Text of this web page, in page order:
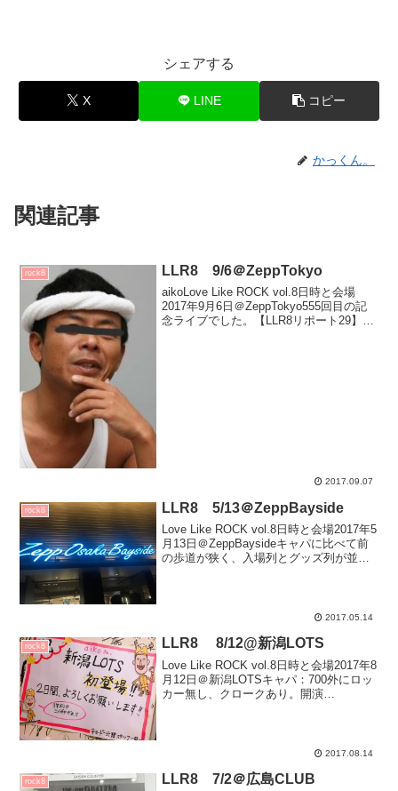
シェアする
X LINE コピー
かっくん。
関連記事
rock8 LLR8 9/6＠ZeppTokyo
aikoLove Like ROCK vol.8日時と会場
2017年9月6日＠ZeppTokyo555回目の記
念ライブでした。【LLR8リポート29】
2017.09.07
rock8 LLR8 5/13＠ZeppBayside
Love Like ROCK vol.8日時と会場2017年5
月13日＠ZeppBaysideキャパに比べて前
の歩道が狭く、入場列とグッズ列が並行
2017.05.14
rock8 LLR8 8/12@新潟LOTS
Love Like ROCK vol.8日時と会場2017年8
月12日＠新潟LOTSキャパ：700外にロッ
カー無し、クロークあり。開演
2017.08.14
rock8
LLR8 7/2＠広島CLUB